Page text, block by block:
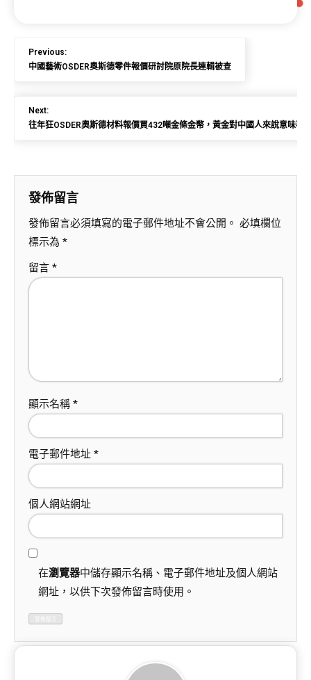
Previous:
中國藝術OSDER奧斯德零件報價研討院原院長連輯被查
Next:
往年狂OSDER奧斯德材料報價買432噸金條金幣，黃金對中國人來說意味著
發佈留言
發佈留言必須填寫的電子郵件地址不會公開。 必填欄位
標示為 *
留言 *
顯示名稱 *
電子郵件地址 *
個人網站網址
在瀏覽器中儲存顯示名稱、電子郵件地址及個人網站
網址，以供下次發佈留言時使用。